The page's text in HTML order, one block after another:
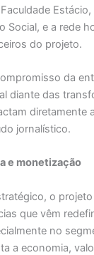
Social, e a rede
do projeto.
da
diante das
diretamente
jornalístico.
e monetização
o
que vêm
no
a economia,